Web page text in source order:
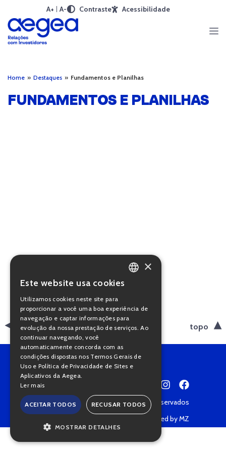
A+ A- Contraste Acessibilidade
Home » Destaques » Fundamentos e Planilhas
FUNDAMENTOS E PLANILHAS
voltar topo
Copyright © 2022 • Todos os direitos reservados
Powered by MZ
PORTUGUESE
×
Este website usa cookies
Utilizamos cookies neste site para
proporcionar a você uma boa experiência de
navegação e captar informações para
evolução da nossa prestação de serviços. Ao
continuar navegando, você
automaticamente concorda com as
condições dispostas nos Termos Gerais de
Uso e Política de Privacidade de Sites e
Aplicativos da Aegea.
Ler mais
ACEITAR TODOS RECUSAR TODOS
MOSTRAR DETALHES